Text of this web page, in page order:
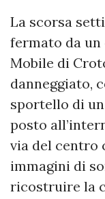
La scorsa
fermato da un
Mobile di
danneggiato,
sportello di
posto
via del centro
immagini di
ricostruire la